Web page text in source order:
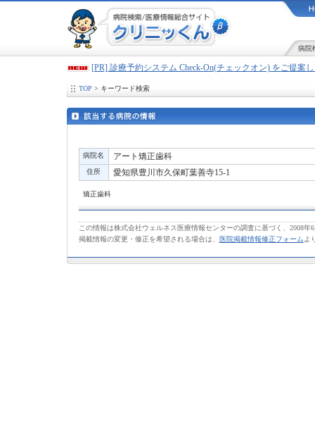
病院
[PR] 診療予約システム Check-On(チェックオン) をご提案
TOP > キーワード検索
病院名 アート矯正歯科
住所 愛知県豊川市久保町葉善寺15-1
矯正歯科
この情報は株式会社ウェルネス医療情報センターの調査に基づく、2008年
掲載情報の変更・修正を希望される場合は、
医院掲載情報修正フォーム よ